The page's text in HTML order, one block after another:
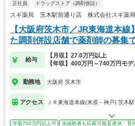
正社員 ドラッグストア（調剤併設）
スギ薬局 茨木駅前通り店 株式会社スギ薬局
【大阪府茨木市／JR東海道本線
た調剤併設店舗で薬剤師の募集
給与
【月収】27.0万円以上
【年収】400万円～740万円モデ
勤務地 大阪府 茨木市
アクセス ＪＲ東海道本線(米原－神戸) 茨木駅
年収700万円以上可 未経験者も応募可能 産休・育